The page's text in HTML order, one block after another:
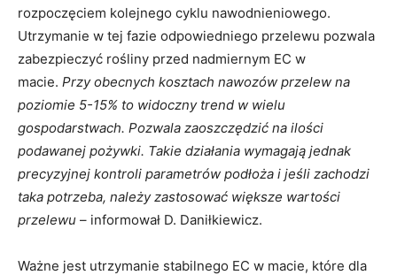
rozpoczęciem kolejnego cyklu nawodnieniowego.
Utrzymanie w tej fazie odpowiedniego przelewu pozwala
zabezpieczyć rośliny przed nadmiernym EC w
macie. Przy obecnych kosztach nawozów przelew na
poziomie 5-15% to widoczny trend w wielu
gospodarstwach. Pozwala zaoszczędzić na ilości
podawanej pożywki. Takie działania wymagają jednak
precyzyjnej kontroli parametrów podłoża i jeśli zachodzi
taka potrzeba, należy zastosować większe wartości
przelewu – informował D. Daniłkiewicz.
Ważne jest utrzymanie stabilnego EC w macie, które dla